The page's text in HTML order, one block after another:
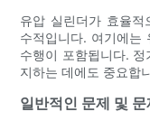
유압 실린더가 효율적
수적입니다. 여기에는
수행이 포함됩니다.
지하는 데에도 중요합
일반적인 문제 및 문